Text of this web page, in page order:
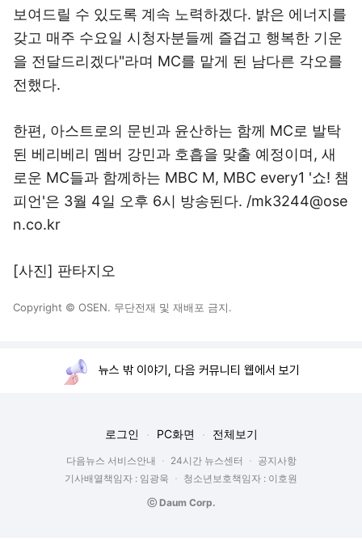
보여드릴 수 있도록 계속 노력하겠다. 밝은 에너지를
갖고 매주 수요일 시청자분들께 즐겁고 행복한 기운
을 전달드리겠다"라며 MC를 맡게 된 남다른 각오를
전했다.
한편, 아스트로의 문빈과 윤산하는 함께 MC로 발탁
된 베리베리 멤버 강민과 호흡을 맞출 예정이며, 새
로운 MC들과 함께하는 MBC M, MBC every1 '쇼! 챔
피언'은 3월 4일 오후 6시 방송된다. /mk3244@ose
n.co.kr
[사진] 판타지오
Copyright © OSEN. 무단전재 및 재배포 금지.
뉴스 밖 이야기, 다음 커뮤니티 웹에서 보기
로그인 PC화면 전체보기
다음뉴스 서비스안내 24시간 뉴스센터
공지사항
기사배열책임자 : 임광욱
청소년보호책임자 : 이호원
ⓒ Daum Corp.